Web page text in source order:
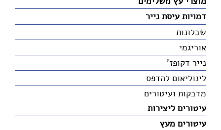
דמויות עיסת נייר
שבלונות
אוריגמי
נייר דקופז'
לינוליאום להדפס
מדבקות ועיטורים
עיטורים ליצירות
עיטורים מעץ